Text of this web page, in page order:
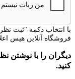
با انتخاب دکمه "ثبت
فروشگاه آنلاین هیس
دیگران را با نوشتن
کنید.